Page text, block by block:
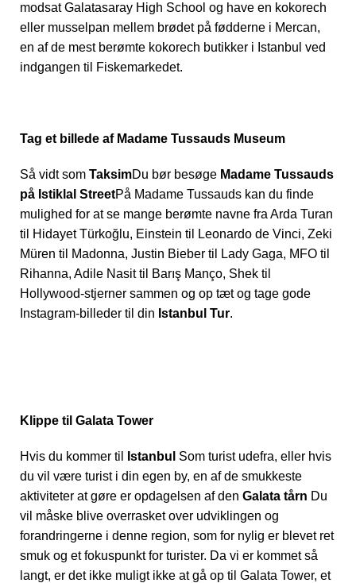
modsat Galatasaray High School og have en kokorech
eller musselpan mellem brødet på fødderne i Mercan,
en af de mest berømte kokorech butikker i Istanbul ved
indgangen til Fiskemarkedet.
Tag et billede af Madame Tussauds Museum
Så vidt som TaksimDu bør besøge Madame Tussauds
på Istiklal StreetPå Madame Tussauds kan du finde
mulighed for at se mange berømte navne fra Arda Turan
til Hidayet Türkoğlu, Einstein til Leonardo de Vinci, Zeki
Müren til Madonna, Justin Bieber til Lady Gaga, MFO til
Rihanna, Adile Nasit til Barış Manço, Shek til
Hollywood-stjerner sammen og op tæt og tage gode
Instagram-billeder til din Istanbul Tur.
Klippe til Galata Tower
Hvis du kommer til Istanbul Som turist udefra, eller hvis
du vil være turist i din egen by, en af de smukkeste
aktiviteter at gøre er opdagelsen af den Galata tårn Du
vil måske blive overrasket over udviklingen og
forandringerne i denne region, som for nylig er blevet ret
smuk og et fokuspunkt for turister. Da vi er kommet så
langt, er det ikke muligt ikke at gå op til Galata Tower, et